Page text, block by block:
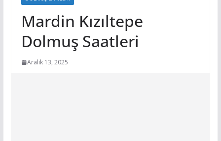
Mardin Kızıltepe
Dolmuş Saatleri
Aralık 13, 2025